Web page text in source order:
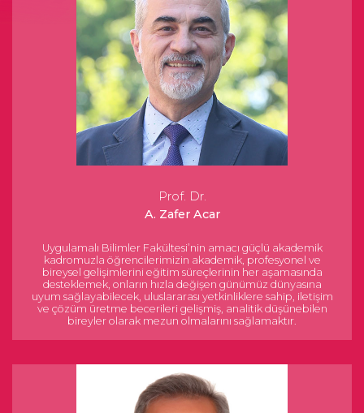
Prof. Dr.
A. Zafer Acar
Uygulamalı Bilimler Fakültesi’nin amacı güçlü akademik
kadromuzla öğrencilerimizin akademik, profesyonel ve
bireysel gelişimlerini eğitim süreçlerinin her aşamasında
desteklemek, onların hızla değişen günümüz dünyasına
uyum sağlayabilecek, uluslararası yetkinliklere sahip, iletişim
ve çözüm üretme becerileri gelişmiş, analitik düşünebilen
bireyler olarak mezun olmalarını sağlamaktır.